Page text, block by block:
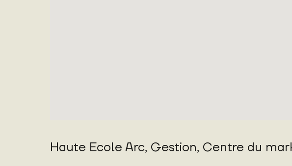
Haute Ecole Arc, Gestion, Centre du